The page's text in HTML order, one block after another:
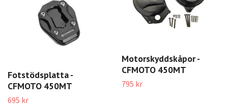
Fotstödsplatta -
CFMOTO 450MT
695 kr
Motorskyddskåpor -
CFMOTO 450MT
795 kr